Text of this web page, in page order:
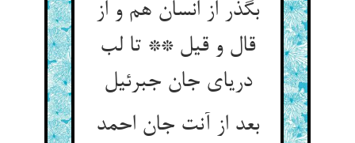
بگذر از انسان هم و از
قال و قیل ** تا لب
دریای جان جبرئیل
بعد از آنت جان احمد